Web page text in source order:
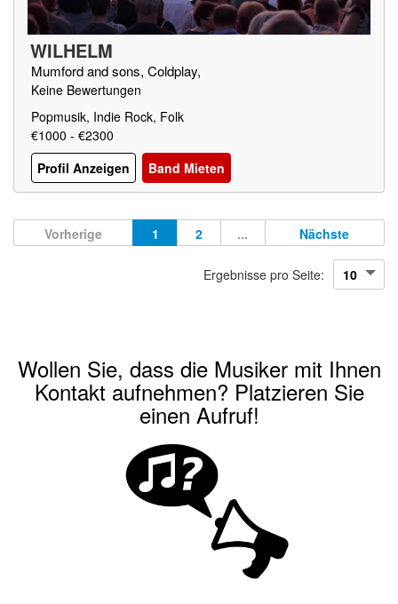
WILHELM
Mumford and sons, Coldplay,
Keine Bewertungen
Popmusik, Indie Rock, Folk
€1000 - €2300
Profil Anzeigen
Band Mieten
Vorherige 1 2 ... Nächste
Ergebnisse pro Seite:
Wollen Sie, dass die Musiker mit Ihnen
Kontakt aufnehmen? Platzieren Sie
einen Aufruf!